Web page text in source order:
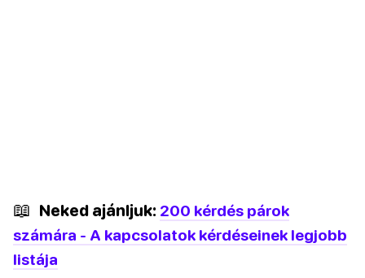
📖 Neked ajánljuk: 200 kérdés párok
számára - A kapcsolatok kérdéseinek legjobb
listája